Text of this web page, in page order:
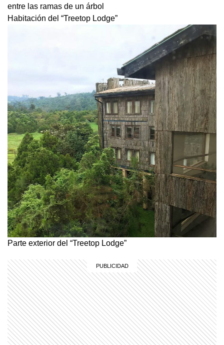
Habitación del “Treetop Lodge”
Parte exterior del “Treetop Lodge”